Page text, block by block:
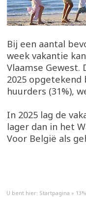
Bij een aantal
week vakantie
Vlaamse Gewest.
2025 opgetekend
huurders (31%),
In 2025 lag de
lager dan in het
Voor België als
U bent hier: Startpagina »